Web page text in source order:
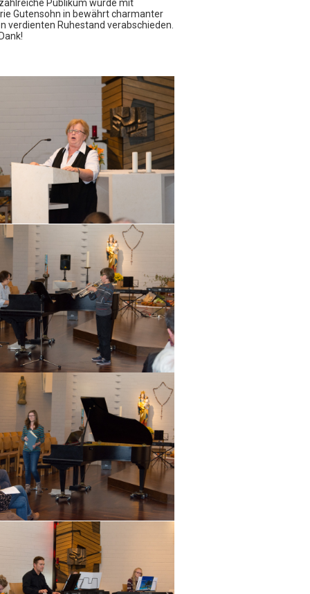
Formulare
widerrufen/kündigen
werden zu Ihrer Sicherheit ausschließlich
mit einer gesichterten SSL-Verbindung
Publikum wurde mit
Gutensohn in bewährt charmanter
verdienten Ruhestand verabschieden.